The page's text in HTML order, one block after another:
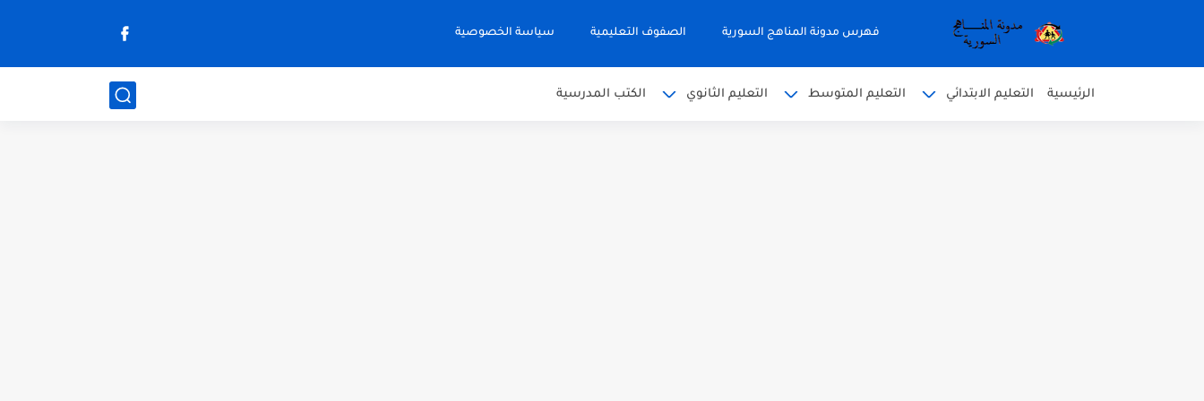
فهرس مدونة المناهج السورية الصفوف التعليمية سياسة الخصوصية
الرئيسية التعليم الابتدائي التعليم المتوسط التعليم الثانوي الكتب المدرسية